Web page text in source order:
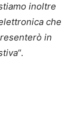
inoltre
che
in
“.